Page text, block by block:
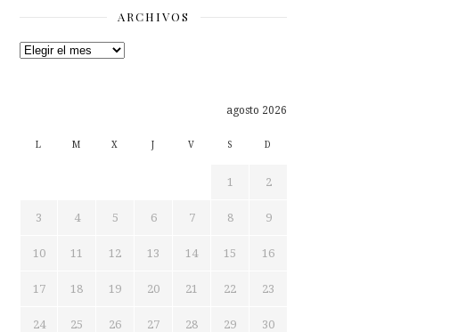
ARCHIVOS
Archivos
agosto 2026
L M X J V S D
1 2
3 4 5 6 7 8 9
10 11 12 13 14 15 16
17 18 19 20 21 22 23
24 25 26 27 28 29 30